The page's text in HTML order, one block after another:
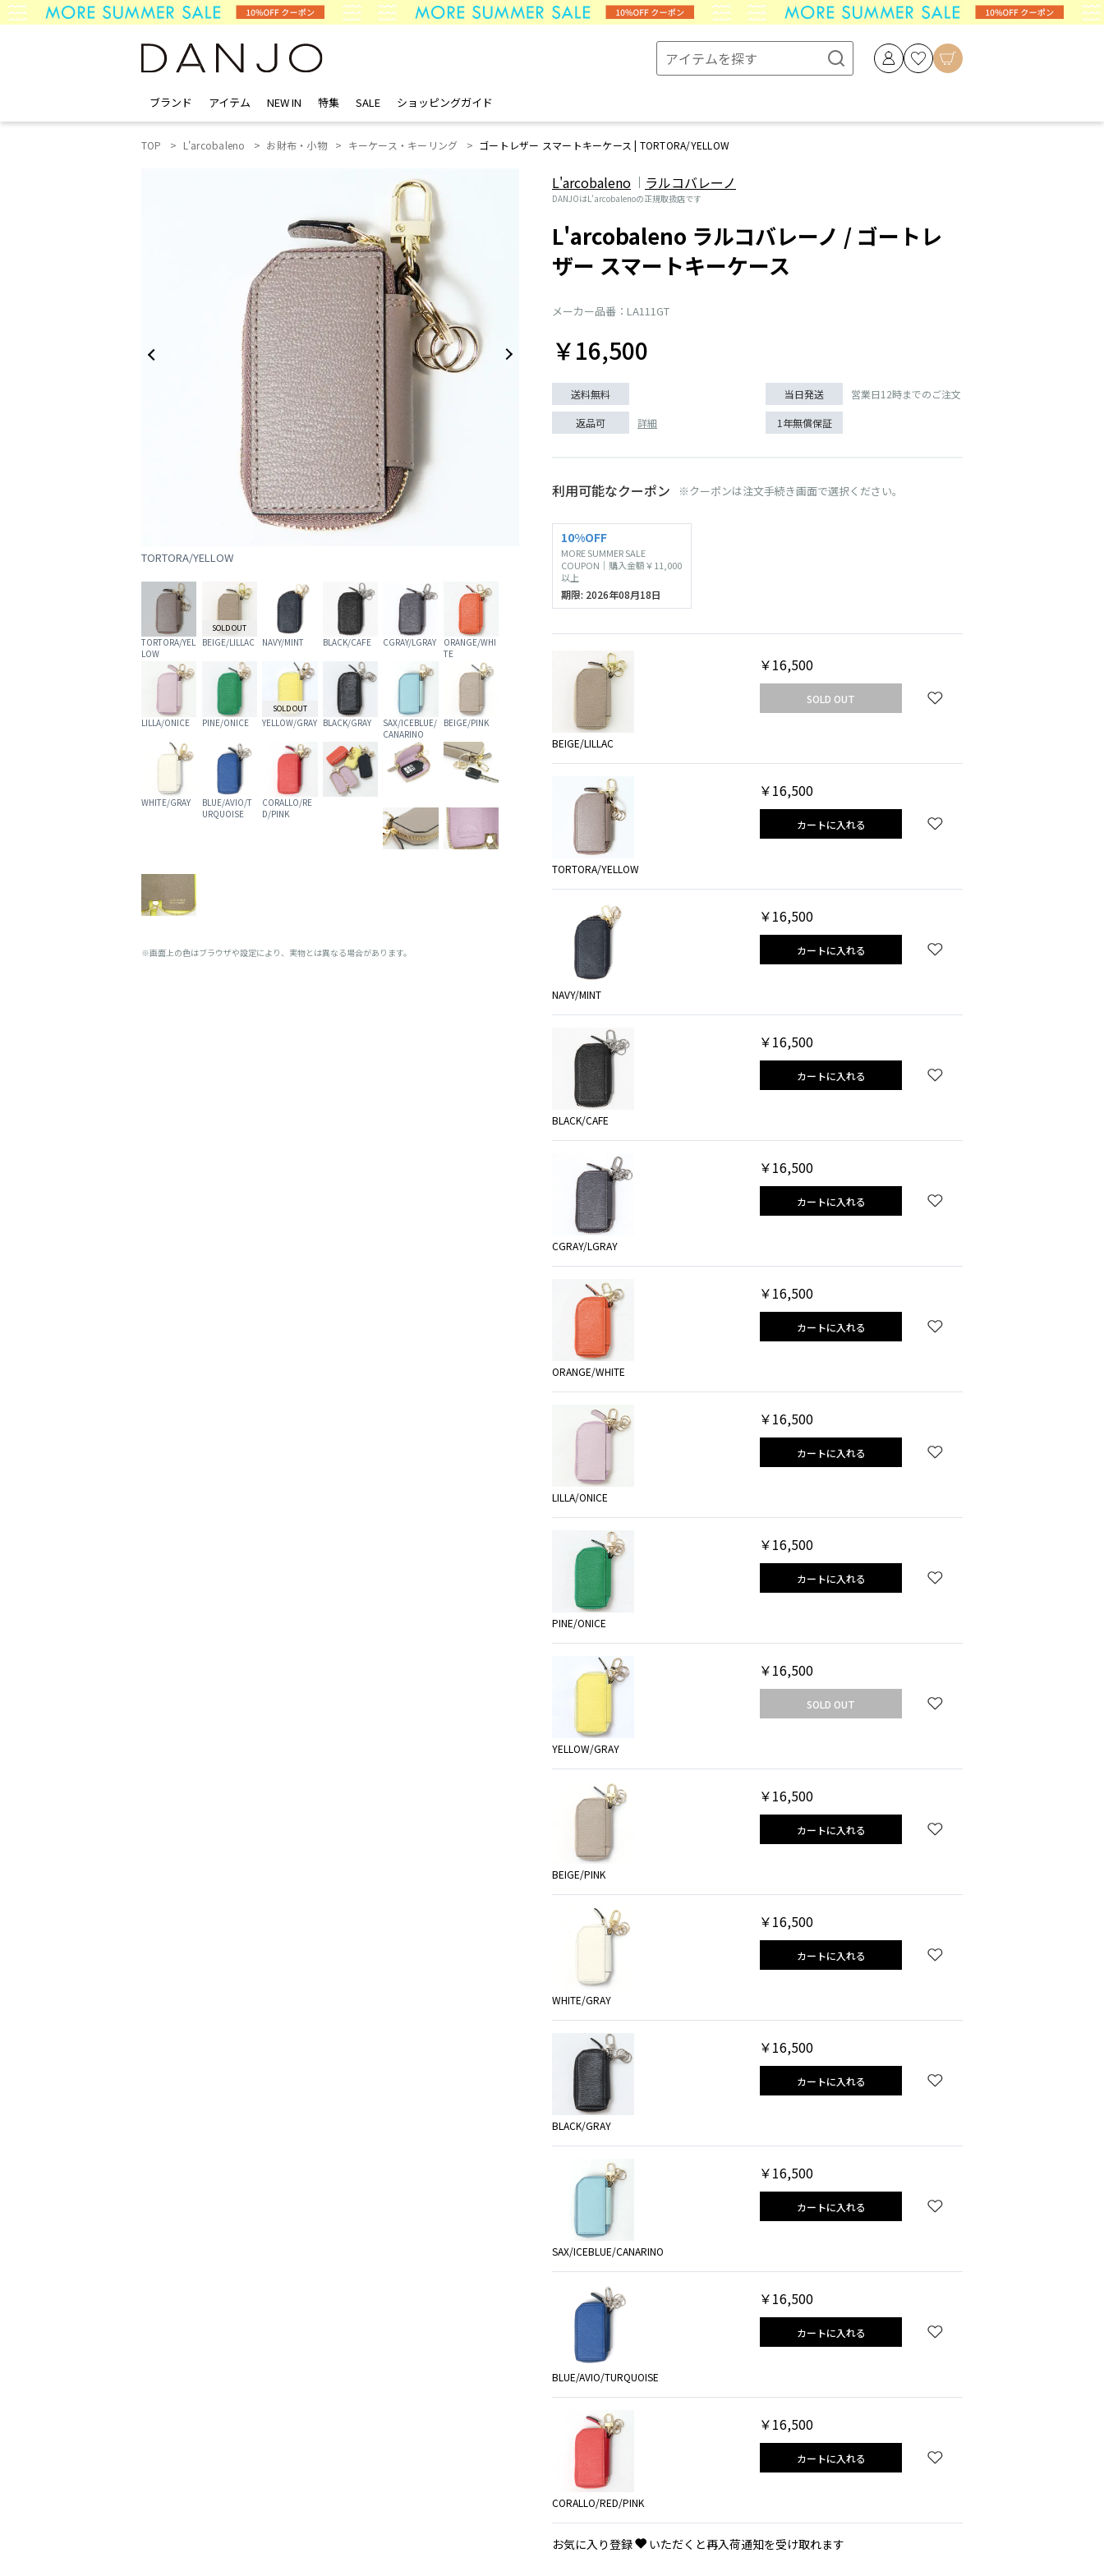
ブランド アイテム NEW IN 特集 SALE ショッピングガイド
TOP L'arcobaleno お財布・小物 キーケース・キーリング ゴートレザー スマートキーケース | TORTORA/YELLOW
TORTORA/YELLOW
SOLD OUT
BEIGE/LILLAC
TORTORA/YEL
LOW
SOLD OUT
BEIGE/LILLAC NAVY/MINT BLACK/CAFE CGRAY/LGRAY
ORANGE/WHI
TE
LILLA/ONICE PINE/ONICE
SOLD OUT
YELLOW/GRAY BLACK/GRAY
SAX/ICEBLUE/
CANARINO
BEIGE/PINK
WHITE/GRAY
BLUE/AVIO/T
URQUOISE
CORALLO/RE
D/PINK
※画面上の色はブラウザや設定により、実物とは異なる場合があります。
L'arcobaleno ラルコバレーノ
DANJOはL'arcobalenoの正規取扱店です
L'arcobaleno ラルコバレーノ / ゴートレ
ザー スマートキーケース
メーカー品番：LA111GT
￥16,500
送料無料 当日発送 営業日12時までのご注文
返品可 詳細 1年無償保証
利用可能なクーポン ※クーポンは注文手続き画面で選択ください。
10%OFF
MORE SUMMER SALE
COUPON｜購入金額￥11,000
以上
期限: 2026年08月18日
BEIGE/LILLAC
￥16,500
SOLD OUT
TORTORA/YELLOW
￥16,500
カートに入れる
NAVY/MINT
￥16,500
カートに入れる
BLACK/CAFE
￥16,500
カートに入れる
CGRAY/LGRAY
￥16,500
カートに入れる
ORANGE/WHITE
￥16,500
カートに入れる
LILLA/ONICE
￥16,500
カートに入れる
PINE/ONICE
￥16,500
カートに入れる
YELLOW/GRAY
￥16,500
SOLD OUT
BEIGE/PINK
￥16,500
カートに入れる
WHITE/GRAY
￥16,500
カートに入れる
BLACK/GRAY
￥16,500
カートに入れる
SAX/ICEBLUE/CANARINO
￥16,500
カートに入れる
BLUE/AVIO/TURQUOISE
￥16,500
カートに入れる
CORALLO/RED/PINK
￥16,500
カートに入れる
お気に入り登録 いただくと再入荷通知を受け取れます